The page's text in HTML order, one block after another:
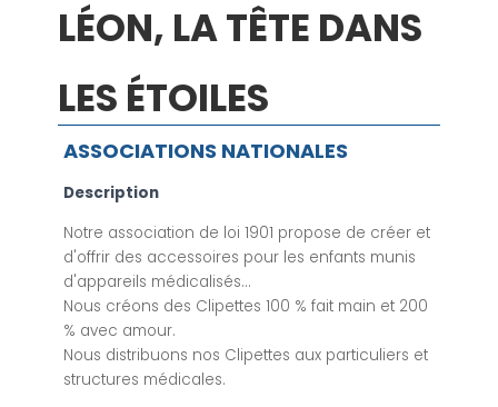
LÉON, LA TÊTE DANS
LES ÉTOILES
ASSOCIATIONS NATIONALES
Description
Notre association de loi 1901 propose de créer et
d'offrir des accessoires pour les enfants munis
d'appareils médicalisés...
Nous créons des Clipettes 100 % fait main et 200
% avec amour.
Nous distribuons nos Clipettes aux particuliers et
structures médicales.